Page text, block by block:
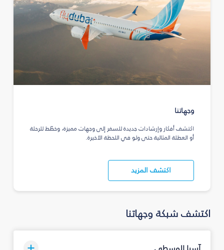
وجهاتنا
اكتشف أفكار وإرشادات جديدة للسفر إلى وجهات مميزة، وخطّط للرحلة
أو العطلة المثالية حتى ولو في اللحظة الأخيرة.
اكتشف المزيد
اكتشف شبكة وجهاتنا